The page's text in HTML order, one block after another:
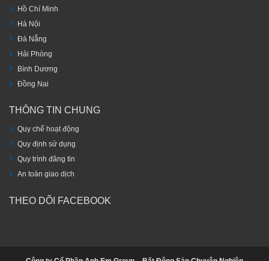
Hồ Chí Minh
Hà Nội
Đà Nẵng
Hải Phòng
Bình Dương
Đồng Nai
THÔNG TIN CHUNG
Quy chế hoạt động
Quy định sử dụng
Quy trình đăng tin
An toàn giao dịch
THEO DÕI FACEBOOK